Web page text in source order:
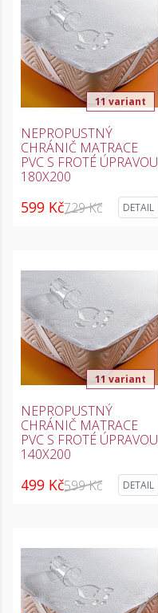
11 variant
NEPROPUSTNÝ
CHRÁNIČ MATRACE
PVC S FROTÉ ÚPRAVOU
180X200
599 Kč729 Kč DETAIL
11 variant
NEPROPUSTNÝ
CHRÁNIČ MATRACE
PVC S FROTÉ ÚPRAVOU
140X200
499 Kč599 Kč DETAIL